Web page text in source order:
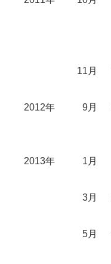
11月
2012年 9月
2013年 1月
3月
5月